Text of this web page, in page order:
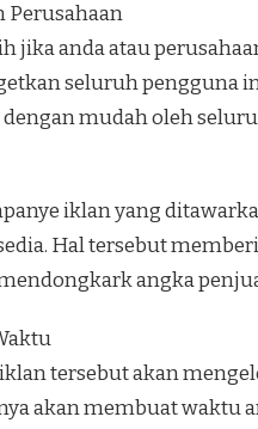
Perusahaan
jika anda atau
seluruh pengguna
mudah oleh
iklan yang
Hal tersebut
angka
tersebut akan
akan membuat waktu